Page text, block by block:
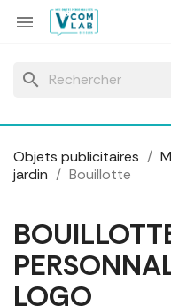

search
Objets publicitaires
jardin
Bouillotte
LOGO
Panneau de gestion des